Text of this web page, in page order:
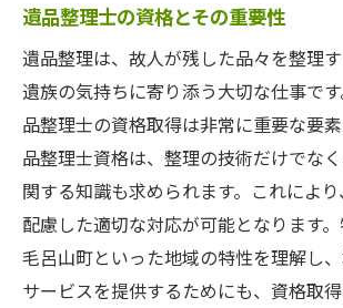
遺品整理士の資格とその重要性
遺品整理は、故人が残した品々を整理す
遺族の気持ちに寄り添う大切な仕事で
品整理士の資格取得は非常に重要な要
品整理士資格は、整理の技術だけでな
関する知識も求められます。これによ
配慮した適切な対応が可能となります
毛呂山町といった地域の特性を理解し
サービスを提供するためにも、資格取得